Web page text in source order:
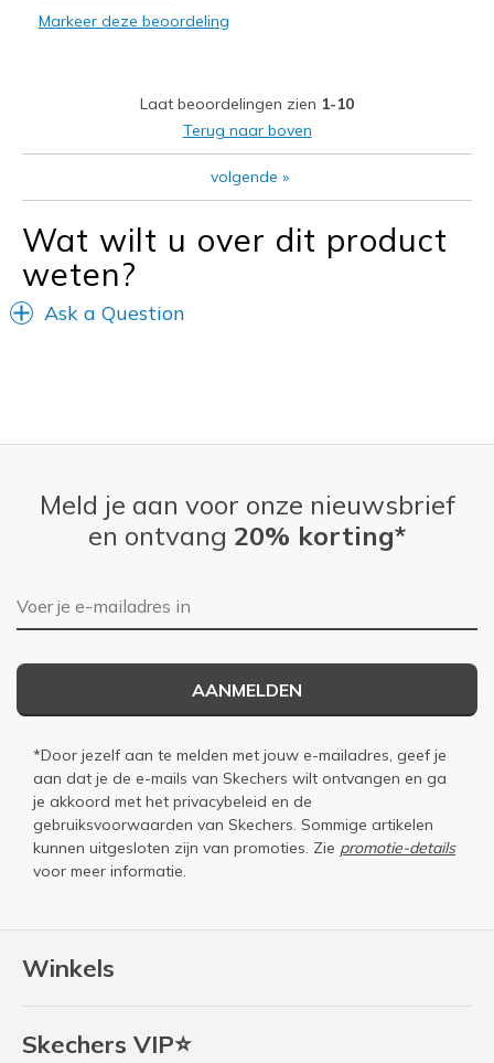
Width
Feels true to width
Markeer deze beoordeling
Laat beoordelingen zien 1-10
Terug naar boven
volgende »
Wat wilt u over dit product
weten?
Ask a Question
Winkels
Skechers VIP⭐
Meld je aan voor onze nieuwsbrief
en ontvang 20% korting*
E-mailadres
AANMELDEN
*Door jezelf aan te melden met jouw e-mailadres, geef je
aan dat je de e-mails van Skechers wilt ontvangen en ga
je akkoord met het privacybeleid en de
gebruiksvoorwaarden van Skechers. Sommige artikelen
kunnen uitgesloten zijn van promoties. Zie promotie-details
voor meer informatie.